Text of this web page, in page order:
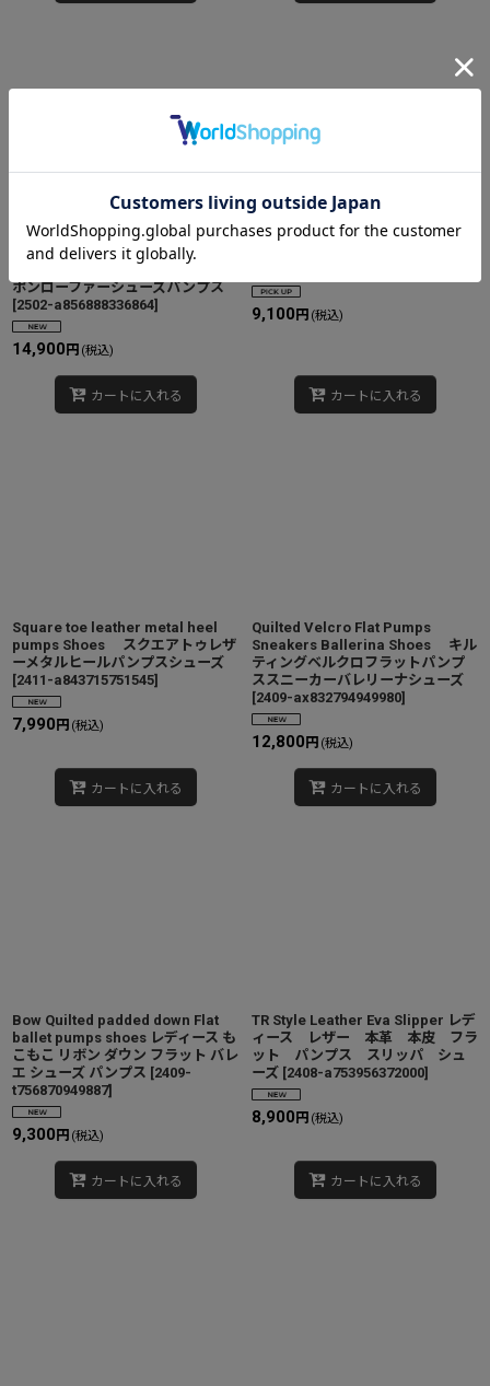
lace-up bicolor flat slip-on
loafer shoes 英国風レザーレー
ポンローファーシューズパンプス
[2502-a856888336864]
14,900 円 (税込)
カートに入れる
Women's square head shallow
mouth a pedal fur heels shoes モ
9,100 円 (税込)
カートに入れる
Square toe leather metal heel
pumps Shoes スクエアトゥレザ
ーメタルヒールパンプスシューズ
[2411-a843715751545]
7,990 円 (税込)
カートに入れる
Quilted Velcro Flat Pumps
Sneakers Ballerina Shoes キル
ティングベルクロフラットパンプ
ススニーカーバレリーナシューズ
[2409-ax832794949980]
12,800 円 (税込)
カートに入れる
Bow Quilted padded down Flat
ballet pumps shoes レディース も
こもこ リボン ダウン フラット バレ
エ シューズ パンプス [2409-
t756870949887]
9,300 円 (税込)
カートに入れる
TR Style Leather Eva Slipper レデ
ィース レザー 本革 本皮 フラ
ット パンプス スリッパ シュ
ーズ [2408-a753956372000]
8,900 円 (税込)
カートに入れる